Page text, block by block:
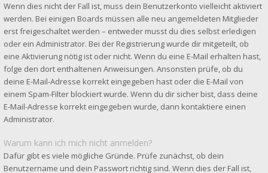
Wenn dies nicht der Fall ist, muss dein Benutzerkonto vielleicht aktiviert
werden. Bei einigen Boards müssen alle neu angemeldeten Mitglieder
erst freigeschaltet werden – entweder musst du dies selbst erledigen
oder ein Administrator. Bei der Registrierung wurde dir mitgeteilt, ob
eine Aktivierung nötig ist oder nicht. Wenn du eine E-Mail erhalten hast,
folge den dort enthaltenen Anweisungen. Ansonsten prüfe, ob du
deine E-Mail-Adresse korrekt eingegeben hast oder die E-Mail von
einem Spam-Filter blockiert wurde. Wenn du dir sicher bist, dass deine
E-Mail-Adresse korrekt eingegeben wurde, dann kontaktiere einen
Administrator.
Warum kann ich mich nicht anmelden?
Dafür gibt es viele mögliche Gründe. Prüfe zunächst, ob dein
Benutzername und dein Passwort richtig sind. Wenn dies der Fall ist,